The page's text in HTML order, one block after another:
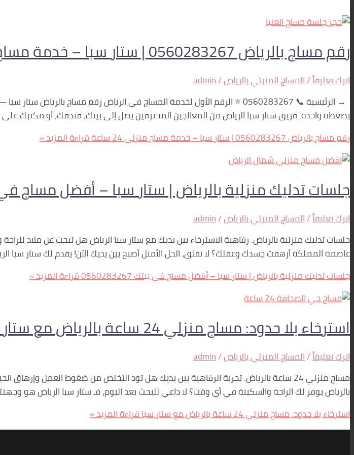
رقم مساج بالرياض 0560283267 | ستار سبا – خدمة مساج منزلي 24 ساعة
اترك تعليقاً/المساج المنزلي بالرياض/
admin
→ الرئيسية 📞 0560283267 ⭐ الرقم الأول لخدمة المساج في الرياض رقم
بضغطة واحدة. فريق ستار سبا الرياض من المعالجين المحترفين يصل إلى بيتك، فندقك، أو مكتبك على مدار 24 ساعة / 7 أيام في
رقم مساج بالرياض 0560283267 | ستار سبا – خدمة مساج منزلي 24 ساعة
قراءة المزيد »
جلسات تدليك منزلية بالرياض | ستار سبا – أفضل مساج في بيتك
اترك تعليقاً/المساج المنزلي بالرياض/
admin
جلسات تدليك منزلية بالرياض: رفاهية الاسترخاء بين يديك مع ستار سبا الرياض هل تبحث عن ملاذ
عاصمة المملكة أرهقت جسدك وعقلك؟ لا تقلق، الحل الأمثل أصبح بين يديك الآن! يقدم لك ستار سبا
جلسات تدليك منزلية بالرياض | ستار سبا – أفضل مساج في بيتك 0560283267
قراءة المزيد »
استرخاء بلا حدود: مساج منزلي 24 ساعة بالرياض مع ستار سبا
اترك تعليقاً/المساج المنزلي بالرياض/
admin
بالرياض يوفر لك الراحة والسكينة في أي وقت؟ لا داعي للبحث بعد اليوم، فـ ستار سبا الرياض هو
استرخاء بلا حدود: مساج منزلي 24 ساعة بالرياض مع ستار سبا
قراءة المزيد »